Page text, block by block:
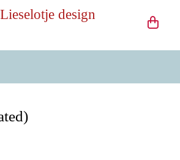
Lieselotje design